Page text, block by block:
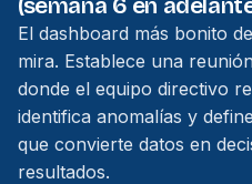
(semana 6 en
El dashboard más bonito
mira. Establece una
donde el equipo directivo
identifica anomalías y
que convierte datos en
resultados.